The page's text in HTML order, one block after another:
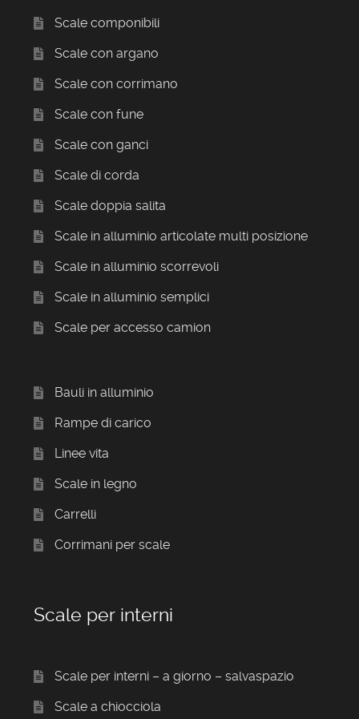
Scale componibili
Scale con argano
Scale con corrimano
Scale con fune
Scale con ganci
Scale di corda
Scale doppia salita
Scale in alluminio articolate multi posizione
Scale in alluminio scorrevoli
Scale in alluminio semplici
Scale per accesso camion
Bauli in alluminio
Rampe di carico
Linee vita
Scale in legno
Carrelli
Corrimani per scale
Scale per interni
Scale per interni – a giorno – salvaspazio
Scale a chiocciola